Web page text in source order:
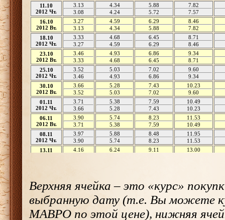
Верхняя ячейка – это «курс»
выбранную дату (т.е. Вы можете
МАВРО по этой цене), нижняя